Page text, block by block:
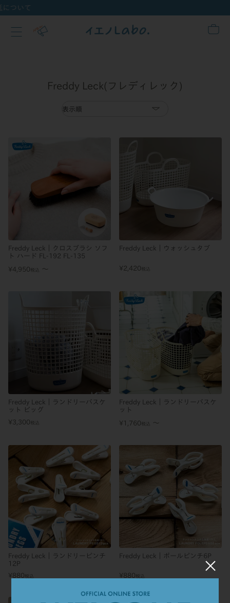
いて
×
Freddy Leck(フレディレック)
Freddy Leck｜クロスブラシ ソフ
ト ハード FL-192 FL-135
¥4,950 税込 〜
Freddy Leck｜ウォッシュタブ
¥2,420 税込
Freddy Leck｜ランドリーバスケ
ット ビッグ
¥ 3,300 税込
Freddy Leck｜ランドリーバスケ
ット
¥ 1,760 税込 〜
Freddy Leck｜ランドリーピンチ
12P
¥880 税込
Freddy Leck｜ポールピンチ6P
¥880 税込